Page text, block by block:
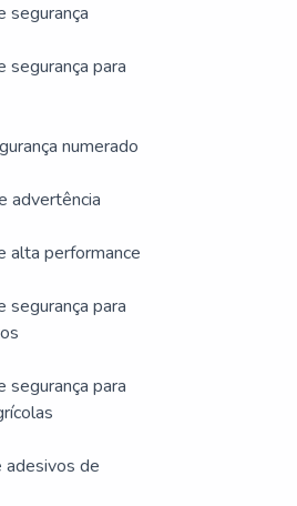
segurança
segurança para
numerado
advertência
alta performance
segurança para
segurança para
adesivos de